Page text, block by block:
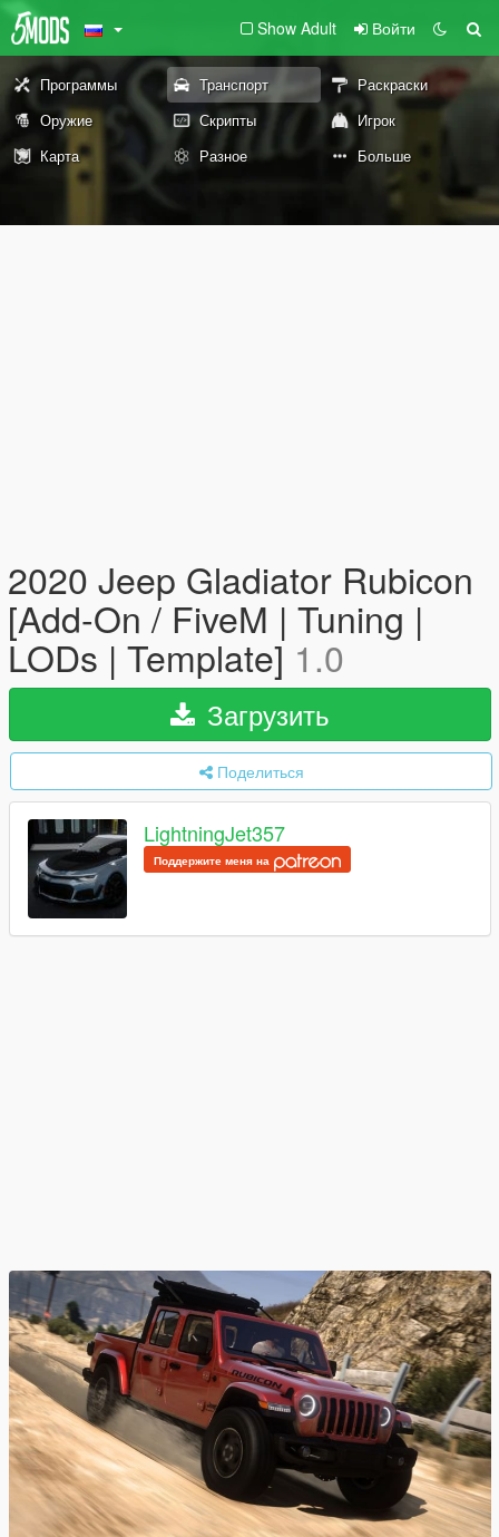
Show Adult Войти
Программы Транспорт
Раскраски
Оружие
Скрипты
Игрок
Карта
Разное Больше
2020 Jeep Gladiator Rubicon
[Add-On / FiveM | Tuning |
LODs | Template] 1.0
Загрузить
Поделиться
LightningJet357
Поддержите меня на